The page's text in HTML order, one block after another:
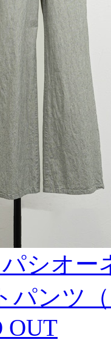
パシオ
パンツ
OUT